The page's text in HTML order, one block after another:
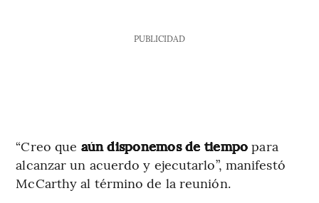
PUBLICIDAD
“Creo que aún disponemos de tiempo para
alcanzar un acuerdo y ejecutarlo”, manifestó
McCarthy al término de la reunión.